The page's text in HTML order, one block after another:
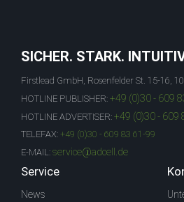
SICHER. STARK.
Firstlead GmbH, Rosenfelder St. 15-16,
HOTLINE PUBLISHER: +49 (0)30 - 609
HOTLINE ADVERTISER: +49 (0)30 - 609
TELEFAX: +49 (0)30 - 609 83 61-99
E-MAIL: service@adcell.de
Service
News